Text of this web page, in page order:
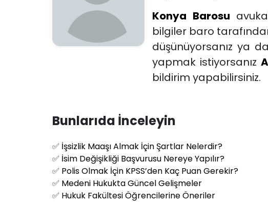
Konya Barosu
bilgiler baro
düşünüyorsanız ya
yapmak istiyorsanız
bildirim yapabilirsiniz.
Bunlarıda İnceleyin
✅ İşsizlik Maaşı Almak İçin Şartlar Nelerdir?
✅ İsim Değişikliği Başvurusu Nereye Yapılır?
✅ Polis Olmak İçin KPSS’den Kaç Puan Gerekir?
✅ Medeni Hukukta Güncel Gelişmeler
✅ Hukuk Fakültesi Öğrencilerine Öneriler